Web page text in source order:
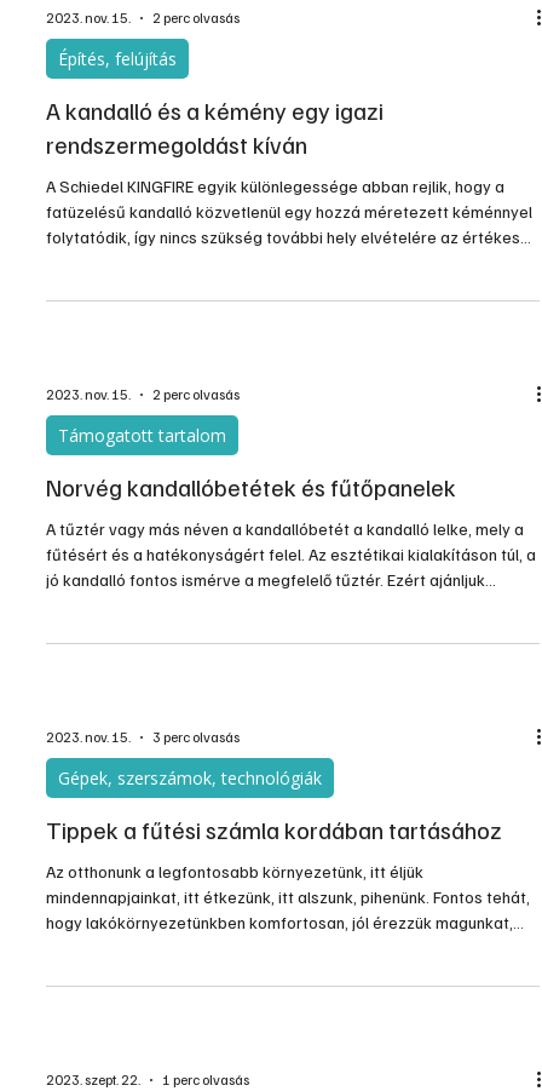
2023. nov. 15. 2 perc olvasás
Építés, felújítás
A kandalló és a kémény egy igazi
rendszermegoldást kíván
A Schiedel KINGFIRE egyik különlegessége abban rejlik, hogy a
fatüzelésű kandalló közvetlenül egy hozzá méretezett kéménnyel
folytatódik, így nincs szükség további hely elvételére az értékes
2023. nov. 15. 2 perc olvasás
Támogatott tartalom
Norvég kandallóbetétek és fűtőpanelek
A tűztér vagy más néven a kandallóbetét a kandalló lelke, mely a
fűtésért és a hatékonyságért felel. Az esztétikai kialakításon túl, a
jó kandalló fontos ismérve a megfelelő tűztér. Ezért ajánljuk
2023. nov. 15. 3 perc olvasás
Gépek, szerszámok, technológiák
Tippek a fűtési számla kordában tartásához
Az otthonunk a legfontosabb környezetünk, itt éljük
mindennapjainkat, itt étkezünk, itt alszunk, pihenünk. Fontos tehát,
hogy lakókörnyezetünkben komfortosan, jól érezzük magunkat,
2023. szept. 22. 1 perc olvasás